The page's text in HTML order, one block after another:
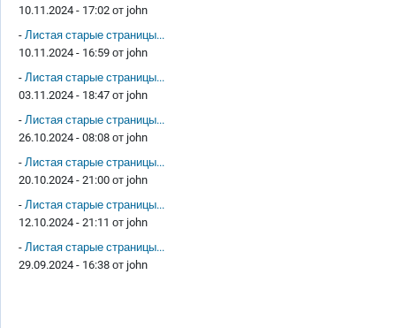
10.11.2024 - 17:02 от john
- Листая старые страницы...
10.11.2024 - 16:59 от john
- Листая старые страницы...
03.11.2024 - 18:47 от john
- Листая старые страницы...
26.10.2024 - 08:08 от john
- Листая старые страницы...
20.10.2024 - 21:00 от john
- Листая старые страницы...
12.10.2024 - 21:11 от john
- Листая старые страницы...
29.09.2024 - 16:38 от john